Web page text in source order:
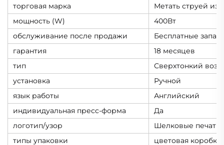
торговая марка
Метать струей из
мощность (W)
400Вт
обслуживание после продажи
Бесплатные
гарантия
18 месяцев
тип
Сверхтонкий
установка
Ручной
язык работы
Английский
индивидуальная пресс-форма
Да
логотип/узор
Шелковые
типы упаковки
цветовая коробка